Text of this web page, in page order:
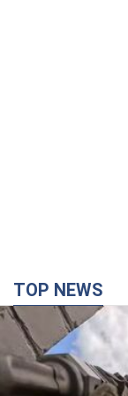
российских
направлении
удалось
Сейчас это
час назад 11,8 т.